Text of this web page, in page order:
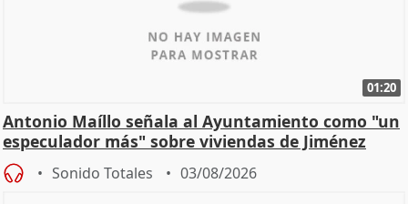
01:20
Antonio Maíllo señala al Ayuntamiento como "un
especulador más" sobre viviendas de Jiménez
Becerril
Sonido Totales 03/08/2026